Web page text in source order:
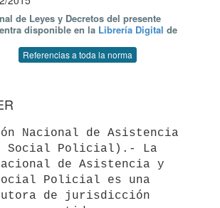
de Leyes y Decretos del presente
disponible en la Librería Digital de
Referencias a toda la norma
Social Policial).- La
de Asistencia y
Policial es una
de jurisdicción